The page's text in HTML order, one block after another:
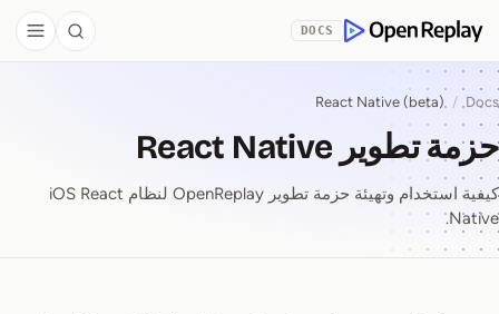
OpenReplay
DOCS
Search
Docs
/
React Native (beta)
حزمة تطوير React Native
كيفية استخدام وتهيئة حزمة تطوير OpenReplay لنظام iOS React
Native.